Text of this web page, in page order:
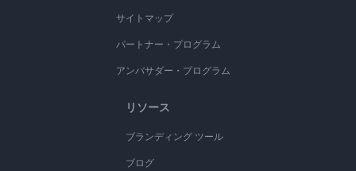
サイトマップ
パートナー・プログラム
アンバサダー・プログラム
リソース
ブランディング ツール
ブログ